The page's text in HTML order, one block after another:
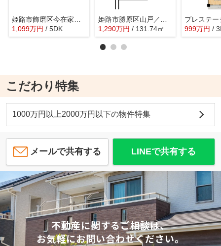
1,099万円 / 5DK
1,290万円 / 131.74㎡ 999万円 /
こだわり特集
1000万円以上2000万円以下の物件特集
メールで共有する LINEで共有する
不動産に関するご相談は、
お気軽にお問い合わせください。